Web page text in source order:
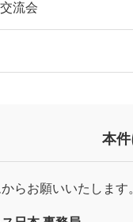
流会
本件
らお願いいたします